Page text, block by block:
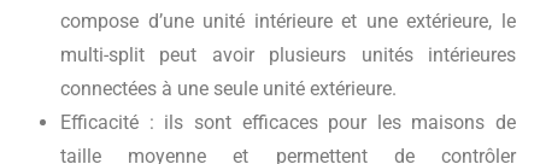
compose d’une unité intérieure et une extérieure, le
multi-split peut avoir plusieurs unités intérieures
connectées à une seule unité extérieure.
Efficacité : ils sont efficaces pour les maisons de
taille moyenne et permettent de contrôler